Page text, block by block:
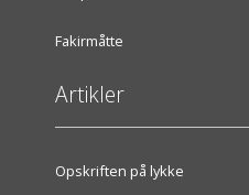
Fakirmåtte
Artikler
Opskriften på lykke